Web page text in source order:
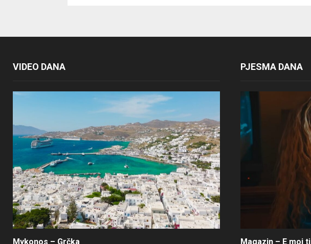
VIDEO DANA
Mykonos – Grčka
PJESMA DANA
Magazin – E moj ti